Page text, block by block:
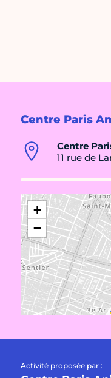
Centre Paris
Centre
11 rue de
+
−
Activité proposée par :